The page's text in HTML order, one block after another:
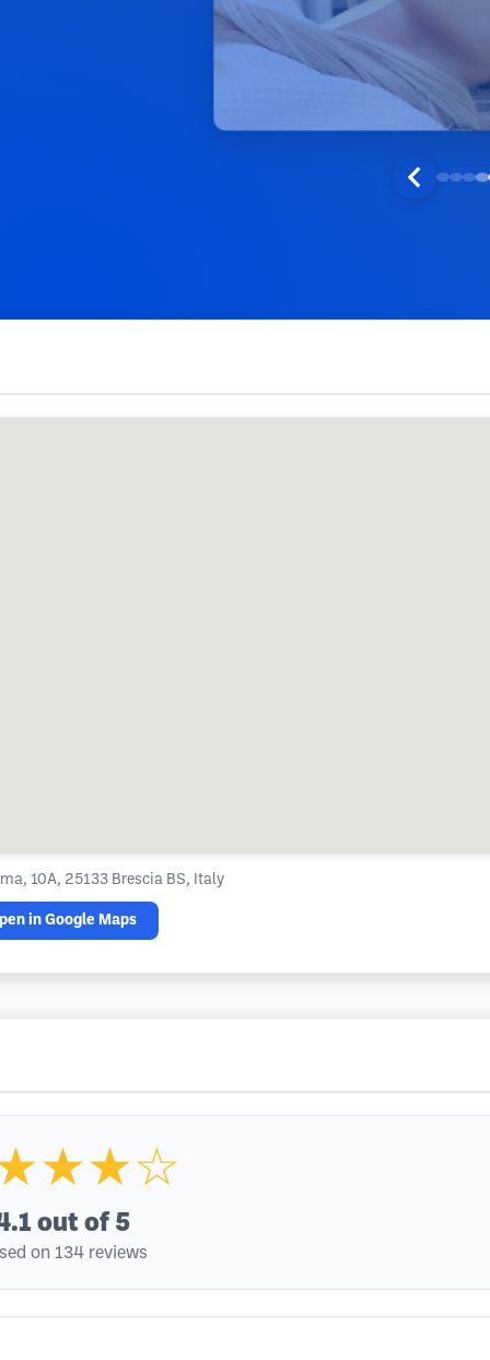
10A, 25133 Brescia BS, Italy
in Google Maps
out of 5
on 134 reviews